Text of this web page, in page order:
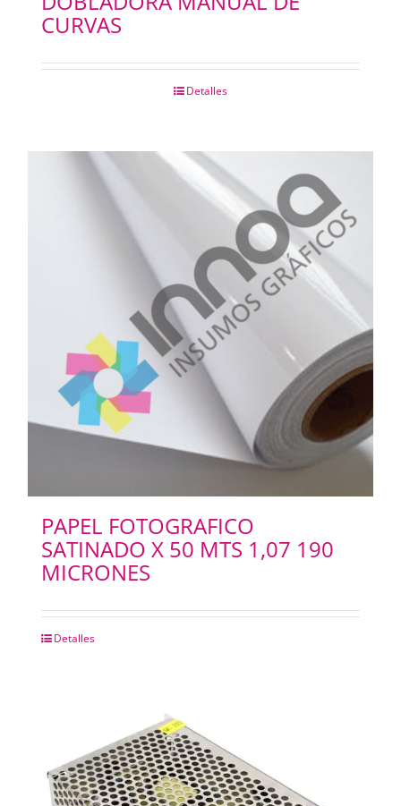
CURVAS
Detalles
PAPEL FOTOGRAFICO
SATINADO X 50 MTS 1,07 190
MICRONES
Detalles